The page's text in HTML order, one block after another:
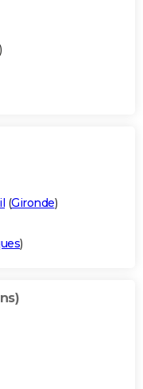
)
(Gironde)
)